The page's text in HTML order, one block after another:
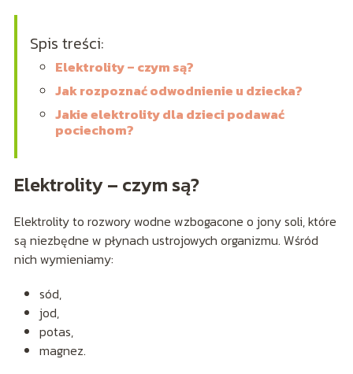
Spis treści:
Elektrolity – czym są?
Jak rozpoznać odwodnienie u dziecka?
Jakie elektrolity dla dzieci podawać
pociechom?
Elektrolity – czym są?
Elektrolity to rozwory wodne wzbogacone o jony soli, które
są niezbędne w płynach ustrojowych organizmu. Wśród
nich wymieniamy:
sód,
jod,
potas,
magnez.